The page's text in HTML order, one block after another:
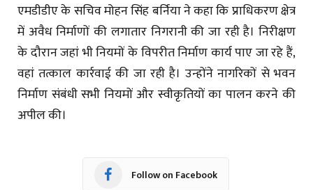
एमडीडीए के सचिव मोहन सिंह बर्निया ने कहा कि प्राधिकरण क्षेत्र
में अवैध निर्माणों की लगातार निगरानी की जा रही है। निरीक्षण
के दौरान जहां भी नियमों के विपरीत निर्माण कार्य पाए जा रहे हैं,
वहां तत्काल कार्रवाई की जा रही है। उन्होंने नागरिकों से भवन
निर्माण संबंधी सभी नियमों और स्वीकृतियों का पालन करने की
अपील की।
Follow on Facebook